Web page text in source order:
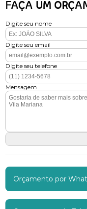
FAÇA UM
Digite seu nome
Digite seu email
Digite seu telefone
Mensagem
Orçamento por